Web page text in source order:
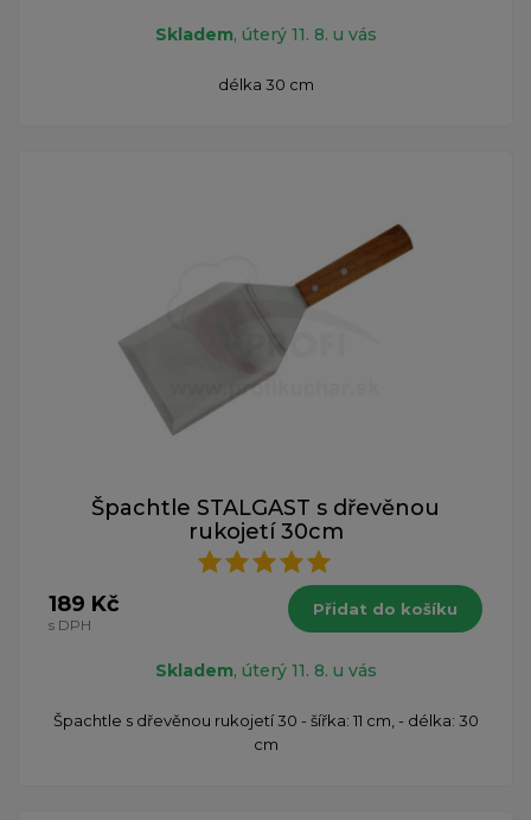
Skladem, úterý 11. 8. u vás
délka 30 cm
Špachtle STALGAST s dřevěnou
rukojetí 30cm
189 Kč
s DPH
Přidat do košíku
Skladem, úterý 11. 8. u vás
​Špachtle s dřevěnou rukojetí 30 - šířka: 11 cm, - délka: 30
cm